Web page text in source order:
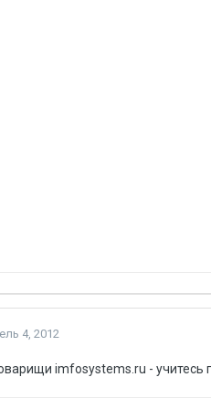
4, 2012
imfosystems.ru - учитесь